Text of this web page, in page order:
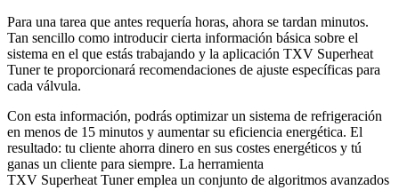
Para una tarea que antes requería horas, ahora se tardan minutos.
Tan sencillo como introducir cierta información básica sobre el
sistema en el que estás trabajando y la aplicación TXV Superheat
Tuner te proporcionará recomendaciones de ajuste específicas para
cada válvula.
Con esta información, podrás optimizar un sistema de refrigeración
en menos de 15 minutos y aumentar su eficiencia energética. El
resultado: tu cliente ahorra dinero en sus costes energéticos y tú
ganas un cliente para siempre. La herramienta
TXV Superheat Tuner emplea un conjunto de algoritmos avanzados